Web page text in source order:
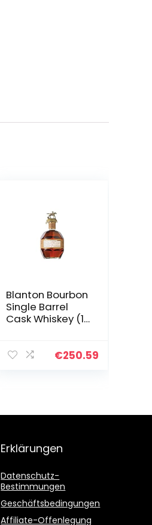
Blanton Bourbon
Single Barrel
Cask Whiskey (1
€250.59
Erklärungen
Datenschutz-
Bestimmungen
Geschäftsbedingungen
Affiliate-Offenlegung